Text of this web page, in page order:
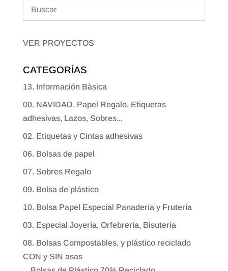
VER PROYECTOS
CATEGORÍAS
13. Información Bàsica
00. NAVIDAD. Papel Regalo, Etiquetas
adhesivas, Lazos, Sobres...
02. Etiquetas y Cintas adhesivas
06. Bolsas de papel
07. Sobres Regalo
09. Bolsa de plástico
10. Bolsa Papel Especial Panadería y Frutería
03. Especial Joyería, Orfebrería, Bisutería
08. Bolsas Compostables, y plástico reciclado
CON y SIN asas